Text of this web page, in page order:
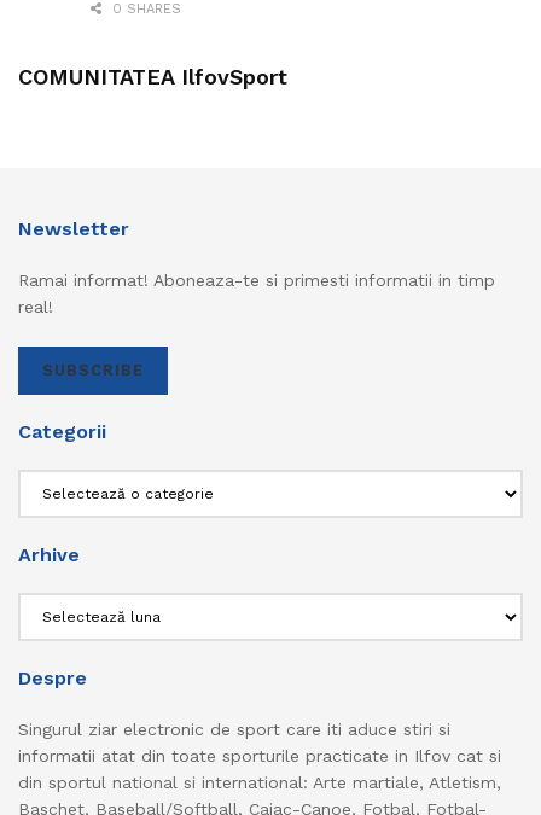
0 SHARES
COMUNITATEA IlfovSport
Newsletter
Ramai informat! Aboneaza-te si primesti informatii in timp
real!
SUBSCRIBE
Categorii
Arhive
Despre
Singurul ziar electronic de sport care iti aduce stiri si
informatii atat din toate sporturile practicate in Ilfov cat si
din sportul national si international: Arte martiale, Atletism,
Baschet, Baseball/Softball, Caiac-Canoe, Fotbal, Fotbal-